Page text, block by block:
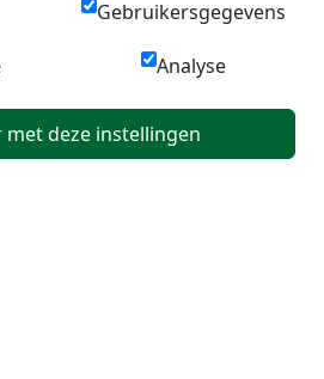
Gebruikersgegevens
Analyse
met deze instellingen